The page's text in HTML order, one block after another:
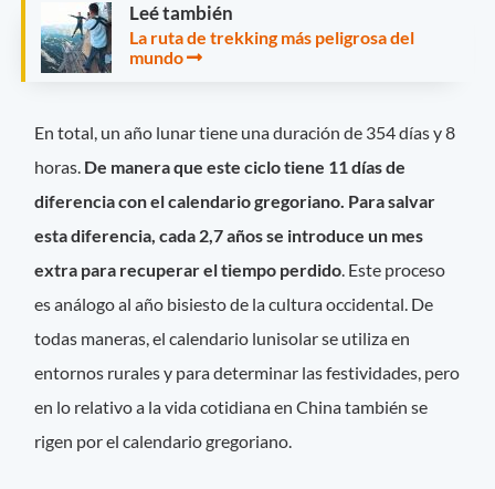
Leé también
La ruta de trekking más peligrosa del
mundo
En total, un año lunar tiene una duración de 354 días y 8
horas. De manera que este ciclo tiene 11 días de
diferencia con el calendario gregoriano. Para salvar
esta diferencia, cada 2,7 años se introduce un mes
extra para recuperar el tiempo perdido . Este proceso
es análogo al año bisiesto de la cultura occidental. De
todas maneras, el calendario lunisolar se utiliza en
entornos rurales y para determinar las festividades, pero
en lo relativo a la vida cotidiana en China también se
rigen por el calendario gregoriano.